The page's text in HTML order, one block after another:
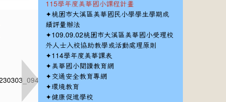
115學年度美華國小課程計畫
✦桃園市大溪區美華國民小學學生學期成
績評量辦法
✦109.09.02桃園市大溪區美華國小受理校
外人士入校協助教學或活動處理原則
✦114學年度美華課表
✦美華國小閱讀教育網
✦ 交通安全教育專網
✦環境教育
✦健康促進學校